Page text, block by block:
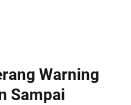
Warning
Sampai